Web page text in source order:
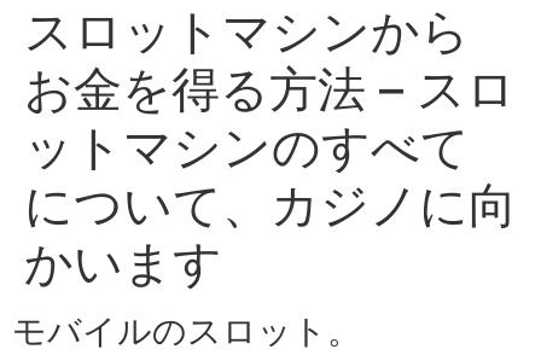
スロットマシンから
お金を得る方法 – スロ
ットマシンのすべて
について、カジノに向
かいます
モバイルのスロット。